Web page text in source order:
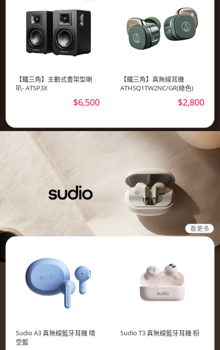
【鐵三角】主動式書架型喇
叭- ATSP3X
$6,500
【鐵三角】真無線耳機
ATHSQ1TW2NC/GR(綠色)
$2,800
Sudio A3 真無線藍牙耳機 晴
空藍
Sudio T3 真無線藍牙耳機 粉